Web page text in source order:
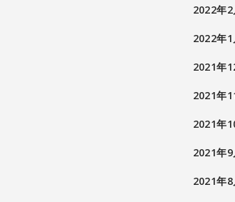
2022年2
2022年1
2021年
2021年
2021年
2021年9
2021年8